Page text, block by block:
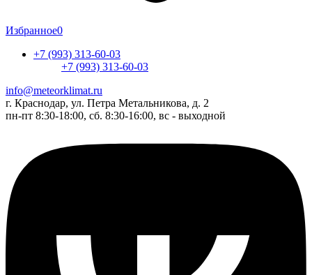
Избранное0
+7 (993) 313-60-03
+7 (993) 313-60-03
info@meteorklimat.ru
г. Краснодар, ул. Петра Метальникова, д. 2
пн-пт 8:30-18:00, сб. 8:30-16:00, вс - выходной